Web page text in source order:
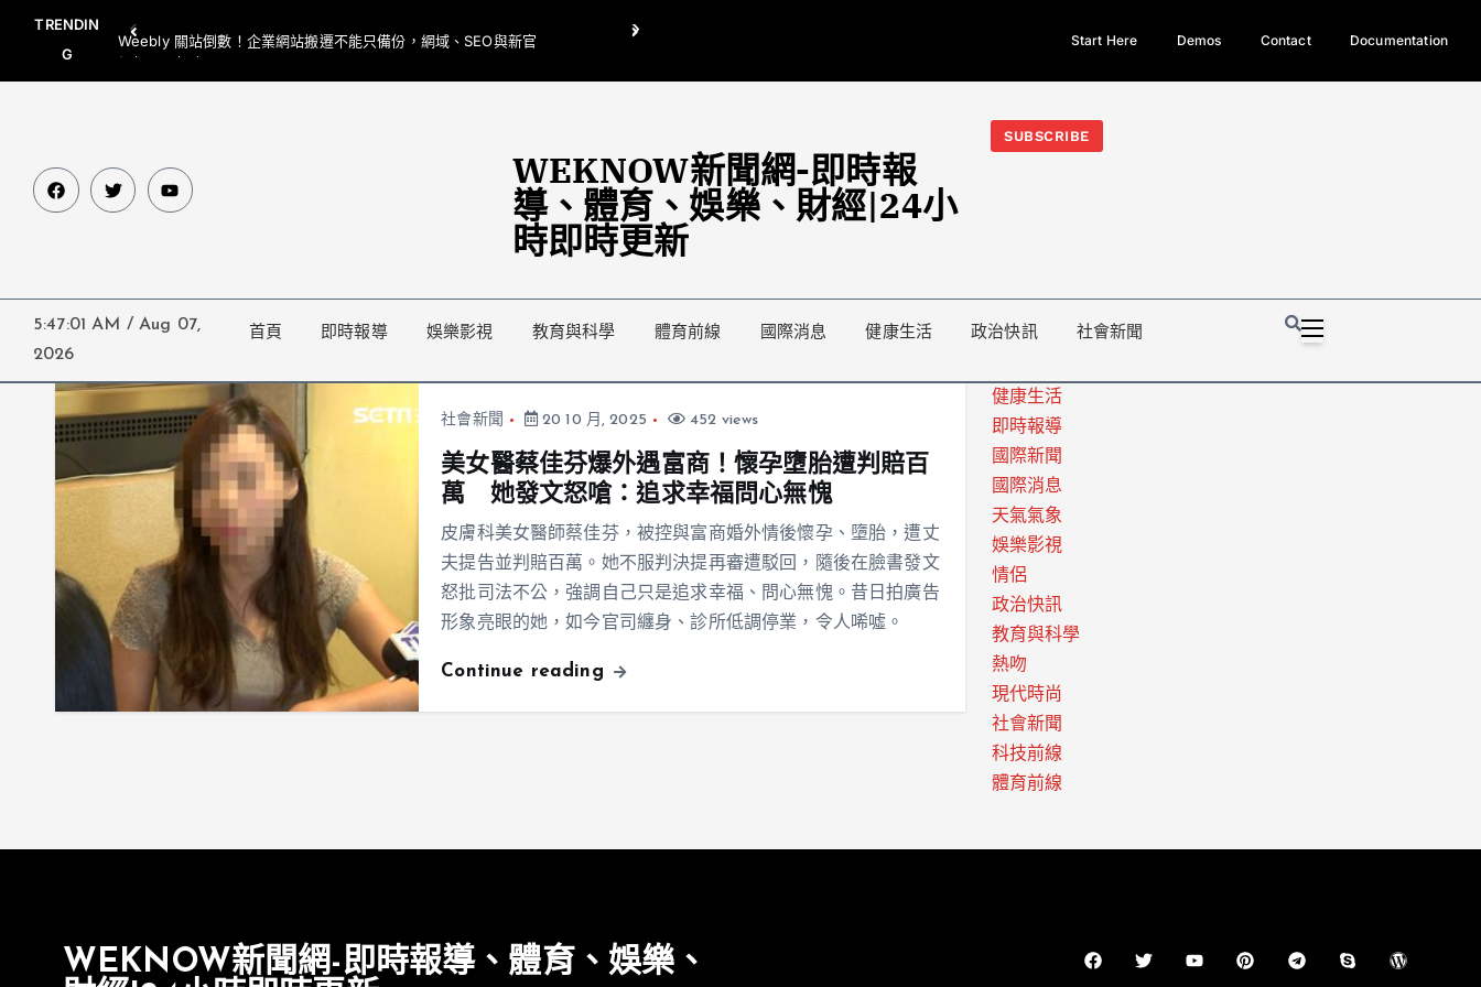
TRENDIN
G
Weebly 關站倒數！企業網站搬遷不能只備份，網域、SEO與新官
網都要一起處理
翁曉玲喊刪陸委會1295萬媒宣費惹議 梁文傑回「只能靠嘴巴」
今日熱門新聞TOP3｜西拉雅族正式成第17個原住民族、立院電競
光電場回
Start Here Demos Contact Documentation
WEKNOW新聞網-即時報
導、體育、娛樂、財經|24小
時即時更新
SUBSCRIBE
5:47:01 AM / Aug 07,
2026
首頁 即時報導 娛樂影視 教育與科學 體育前線 國際消息 健康生活 政治快訊 社會新聞
社會新聞 20 10 月, 2025 452 views
美女醫蔡佳芬爆外遇富商！懷孕墮胎遭判賠百
萬 她發文怒嗆：追求幸福問心無愧
皮膚科美女醫師蔡佳芬，被控與富商婚外情後懷孕、墮胎，遭丈
夫提告並判賠百萬。她不服判決提再審遭駁回，隨後在臉書發文
怒批司法不公，強調自己只是追求幸福、問心無愧。昔日拍廣告
形象亮眼的她，如今官司纏身、診所低調停業，令人唏噓。
Continue reading
健康生活
即時報導
國際新聞
國際消息
天氣氣象
娛樂影視
情侶
政治快訊
教育與科學
熱吻
現代時尚
社會新聞
科技前線
體育前線
WEKNOW新聞網-即時報導、體育、娛樂、